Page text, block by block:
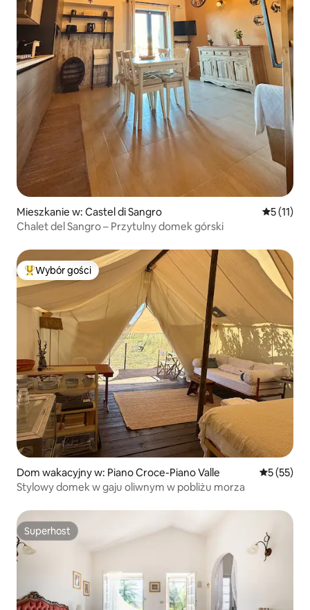
Mieszkanie w: Castel di Sangro Średnia
5 (11)
Chalet del Sangro – Przytulny domek górski
Najpopularniejsze z kategorii Wybór gości
Wybór gości
Dom wakacyjny w: Piano Croce-Piano Valle Średnia
5 (55)
Stylowy domek w gaju oliwnym w pobliżu morza
Superhost
Superhost